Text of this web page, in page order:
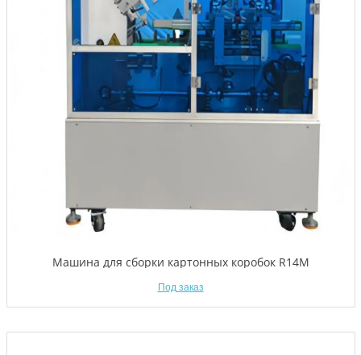
Машина для сборки картонных коробок R14M
Под заказ